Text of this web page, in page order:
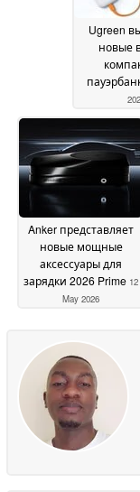
Ugreen
новые
Anker представляет
новые мощные
аксессуары для
зарядки 2026 Prime 12
May 2026